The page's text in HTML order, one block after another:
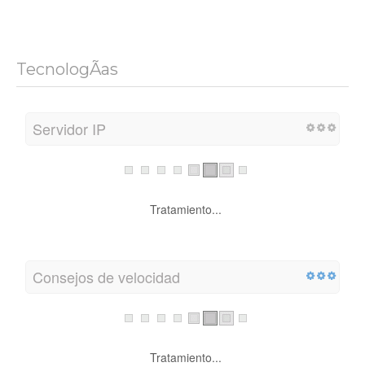
TecnologÃ­as
Servidor IP
Tratamiento...
Consejos de velocidad
Tratamiento...